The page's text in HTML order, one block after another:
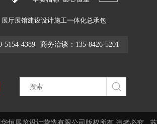
展厅展馆建设设计施工一体化总承包
5154-4389 商务洽谈：135-8426-5201